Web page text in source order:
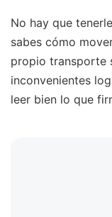
No hay que
sabes cómo
propio transporte
inconvenientes
leer bien lo que